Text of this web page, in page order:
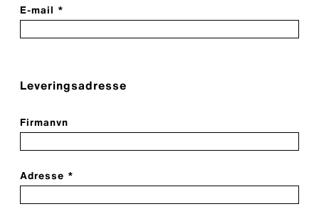
E-mail *
Leveringsadresse
Firmanvn
Adresse *